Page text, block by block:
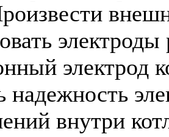
электрод
надежность
внутри